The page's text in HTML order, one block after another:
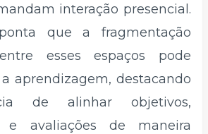
interação presencial.
que a fragmentação
esses espaços pode
aprendizagem, destacando
de alinhar objetivos,
e avaliações de maneira